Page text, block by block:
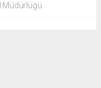
Müdürlüğü